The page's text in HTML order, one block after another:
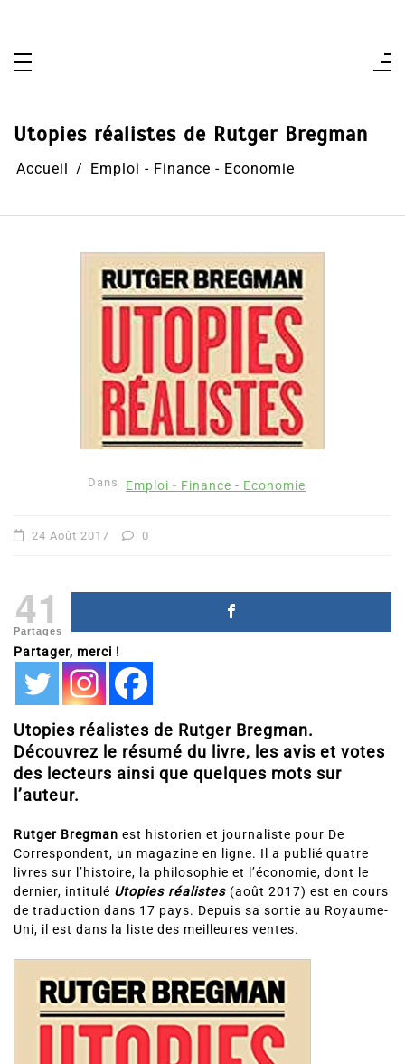
Utopies réalistes de Rutger Bregman
Accueil Emploi - Finance - Economie
Dans Emploi - Finance - Economie
24 Août 2017 0
41
Partages
Partager, merci !
Utopies réalistes de Rutger Bregman.
Découvrez le résumé du livre, les avis et votes
des lecteurs ainsi que quelques mots sur
l’auteur.
Rutger Bregman est historien et journaliste pour De
Correspondent, un magazine en ligne. Il a publié quatre
livres sur l’histoire, la philosophie et l’économie, dont le
dernier, intitulé Utopies réalistes (août 2017) est en cours
de traduction dans 17 pays. Depuis sa sortie au Royaume-
Uni, il est dans la liste des meilleures ventes.